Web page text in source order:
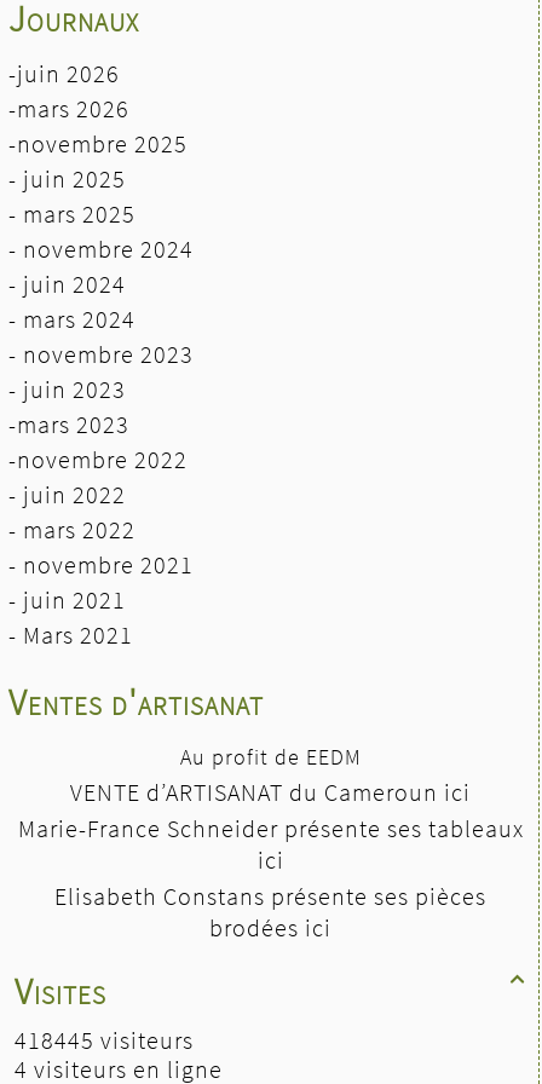
Journaux
-juin 2026
-mars 2026
-novembre 2025
- juin 2025
- mars 2025
- novembre 2024
- juin 2024
- mars 2024
- novembre 2023
- juin 2023
-mars 2023
-novembre 2022
- juin 2022
- mars 2022
- novembre 2021
- juin 2021
- Mars 2021
Ventes d'artisanat
Au profit de EEDM
VENTE d’ARTISANAT du Cameroun ici
Marie-France Schneider présente ses tableaux
ici
Elisabeth Constans présente ses pièces
brodées ici

Visites
418445 visiteurs
4 visiteurs en ligne